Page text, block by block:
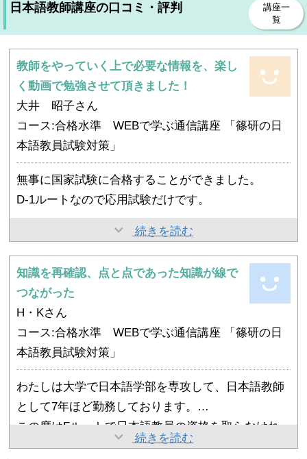
日本語教師講座の口コミ・評判
講座一
覧
教師をやっていく上で必要な情報を、楽し
く動画で勉強させて頂きました！
大井 昭子さん
コース:合格水準 WEBで学ぶ通信講座 「篠研の日
本語教員試験対策」
無事に国家試験に合格することができました。
D-1ルートなので応用試験だけです。
昨年も受験して、５点足りず不合格だった原因がよ
が良いのではないか？と相談させて頂き、webで勉
強する運びとなったことが、正解でした！
66点合格ラインに対して85点。素晴らしくはありま
せんが、去年落ちた理由が今ははっきりわかりま
す。基礎の勉強が不足していたのですね。
過去問だけで応用試験を合格した人もいたそうです
が、「今」の業界全体の状況を熟知されている篠崎
先生の講義は、いま日本語学校で働いている私にと
って、現実味があり即役に立つことばかりでした。
試験云々ではなく、教師をやっていく上で必要な情
報を、楽しく動画で勉強させて頂いた感じです。
それが試験合格につながったわけですから、ラッキ
ーです。
続きを読む
知識を再確認、点と点であった知識が線で
つながった
H・Kさん
コース:合格水準 WEBで学ぶ通信講座 「篠研の日
本語教員試験対策」
わたしは大学で日本語学部を専攻して、日本語教師
として7年ほど勤務しております。
この度はFルートで日本語教員の資格を取らなけれ
ばならず、重い腰をあげてようやく講座を受講いた
講座を受けて、改めて知ることが大変多く、また実
続きを読む